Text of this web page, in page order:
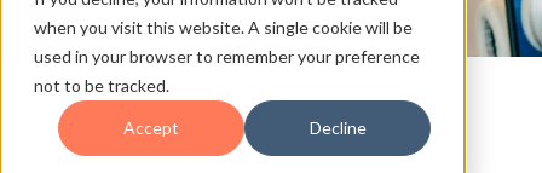
when you visit this website. A single cookie will be
used in your browser to remember your preference
not to be tracked.
Accept Decline
ブログ
BLOG